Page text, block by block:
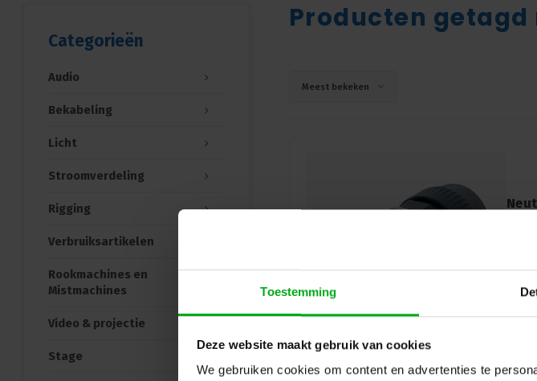
Toestemming
Deze website maakt gebruik van cookies
We gebruiken cookies om content en advertenties te
Categorieën
Audio
Bekabeling
Licht
Stroomverdeling
Rigging
Verbruiksartikelen
Rookmachines en
Mistmachines
Video & projectie
Stage
Producten getagd
Meest bekeken